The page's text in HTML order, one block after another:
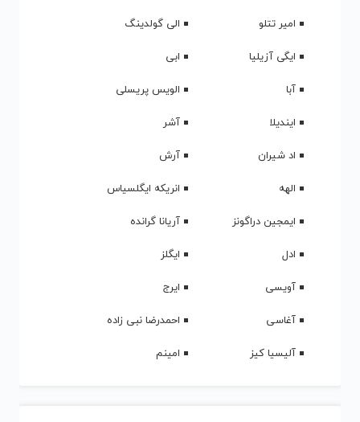
امیر تتلو
الی گولدینگ
ایگی آزیلیا
ابی
آبا
الویس پریسلی
ایندیلا
آشر
اد شیران
آرش
الهه
انریکه ایگلسیاس
ایمجین دراگونز
آریانا گرانده
ادل
ایگلز
آویسی
ایرج
آغاسی
احمدرضا نبی زاده
آلیسیا کیز
امینم